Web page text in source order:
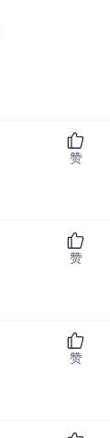
赞
赞
赞